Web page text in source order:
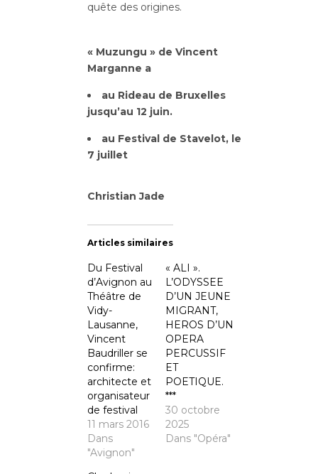
quête des origines.
« Muzungu » de Vincent
Marganne a
au Rideau de Bruxelles
jusqu’au 12 juin.
au Festival de Stavelot, le
7 juillet
Christian Jade
Articles similaires
Du Festival
d’Avignon au
Théâtre de
Vidy-
Lausanne,
Vincent
Baudriller se
confirme:
architecte et
organisateur
de festival
11 mars 2016
Dans
"Avignon"
« ALI ».
L’ODYSSEE
D’UN JEUNE
MIGRANT,
HEROS D’UN
OPERA
PERCUSSIF
ET
POETIQUE.
***
30 octobre
2025
Dans "Opéra"